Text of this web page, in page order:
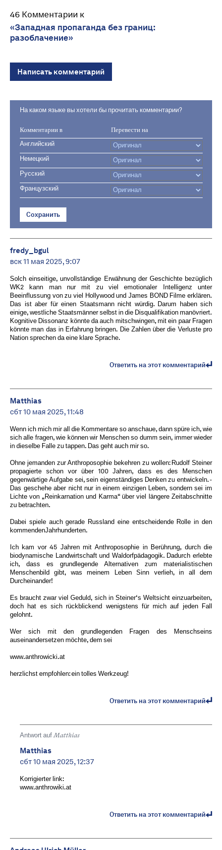
46 Комментарии к
«Западная пропаганда без границ:
разоблачение»
Написать комментарий
На каком языке вы хотели бы прочитать комментарии?
Комментарии в Перевести на
Английский
Немецкий
Русский
Французский
Сохранить
fredy_bgul
вск 11 мая 2025, 9:07
Solch einseitige, unvollständige Erwähnung der Geschichte bezüglich
WK2 kann man nur mit zu viel emotionaler Intelligenz unter
Beeinflussung von zu viel Hollywood und James BOND Filme erklären.
Das ist aber für einen Staatsmann nicht würdig. Darum haben sich
einige, westliche Staatsmänner selbst in die Disqualifikation manövriert.
Kognitive Dissonanz könnte da auch mitschwingen, mit ein paar Fragen
könnte man das in Erfahrung bringen. Die Zahlen über die Verluste pro
Nation sprechen da eine klare Sprache.
Ответить на этот комментарий
Matthias
сбт 10 мая 2025, 11:48
Wenn ich mich mir all die Kommentare so anschaue, dann spüre ich, wie
sich alle fragen, wie können wir Menschen so dumm sein, immer wieder
in dieselbe Falle zu tappen. Das geht auch mir so.
Ohne jemanden zur Anthroposophie bekehren zu wollen: Rudolf Steiner
propagierte schon vor über 100 Jahren, dass es des Menschen
gegenwärtige Aufgabe sei, sein eigenständiges Denken zu entwickeln. -
Das geschehe aber nicht nur in einem einzigen Leben, sondern sei im
Lichte von „Reinkarnation und Karma“ über viel längere Zeitabschnitte
zu betrachten.
Dabei spiele auch gerade Russland eine entscheidende Rolle in den
kommendenJahrhunderten.
Ich kam vor 45 Jahren mit Anthroposophie in Berührung, durch die
biodynamische Landwirtschaft und Waldorfpädagogik. Dadurch erlebte
ich, dass es grundlegende Alternativen zum materialistischen
Menschenbild gibt, was meinem Leben Sinn verlieh, in all dem
Durcheinander!
Es braucht zwar viel Geduld, sich in Steiner‘s Weltsicht einzuarbeiten,
doch hat es sich rückblickend wenigstens für mich auf jeden Fall
gelohnt.
Wer sich mit den grundlegenden Fragen des Menschseins
auseinandersetzen möchte, dem sei
www.anthrowicki.at
herzlichst empfohlen: ein tolles Werkzeug!
Ответить на этот комментарий
Antwort auf Matthias
Matthias
сбт 10 мая 2025, 12:37
Korrigierter link:
www.anthrowiki.at
Ответить на этот комментарий